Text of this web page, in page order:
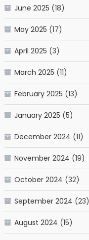
June 2025 (18)
May 2025 (17)
April 2025 (3)
March 2025 (11)
February 2025 (13)
January 2025 (5)
December 2024 (11)
November 2024 (19)
October 2024 (32)
September 2024 (23)
August 2024 (15)